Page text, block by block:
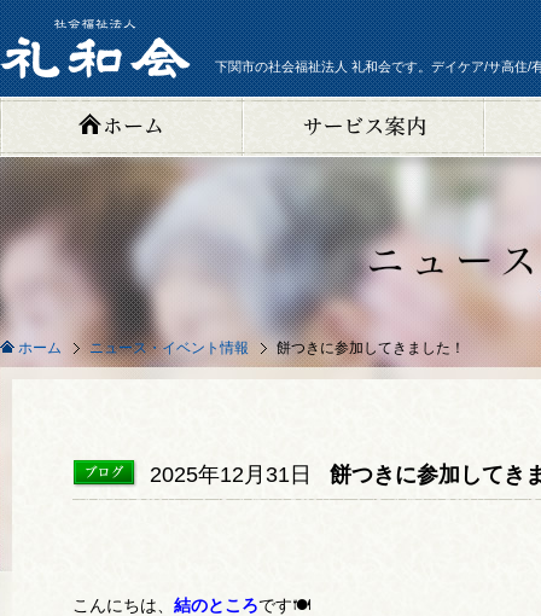
下関市の社会福祉法人 礼和会です。デイケア/サ高住/
ホーム ニュース・イベント情報 餅つきに参加してきました！
2025年12月31日 餅つきに参加してき
こんにちは、 結のところです🍽